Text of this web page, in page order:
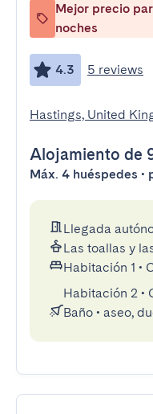
Mejor precio
noches
4.3 5 reviews
Hastings, United
Alojamiento de
Máx. 4 huéspedes •
Llegada
Las toallas y
Habitación 1 •
Habitación 2 •
Baño • aseo,